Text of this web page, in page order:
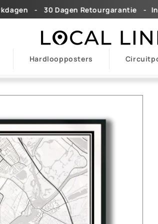
-ㅤ ㅤ ㅤ 30 Dagen Retourgarantieㅤ ㅤ ㅤ -ㅤ ㅤ ㅤㅤ
Hardloopposters